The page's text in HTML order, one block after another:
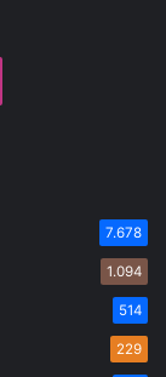
7.678
1.094
514
229